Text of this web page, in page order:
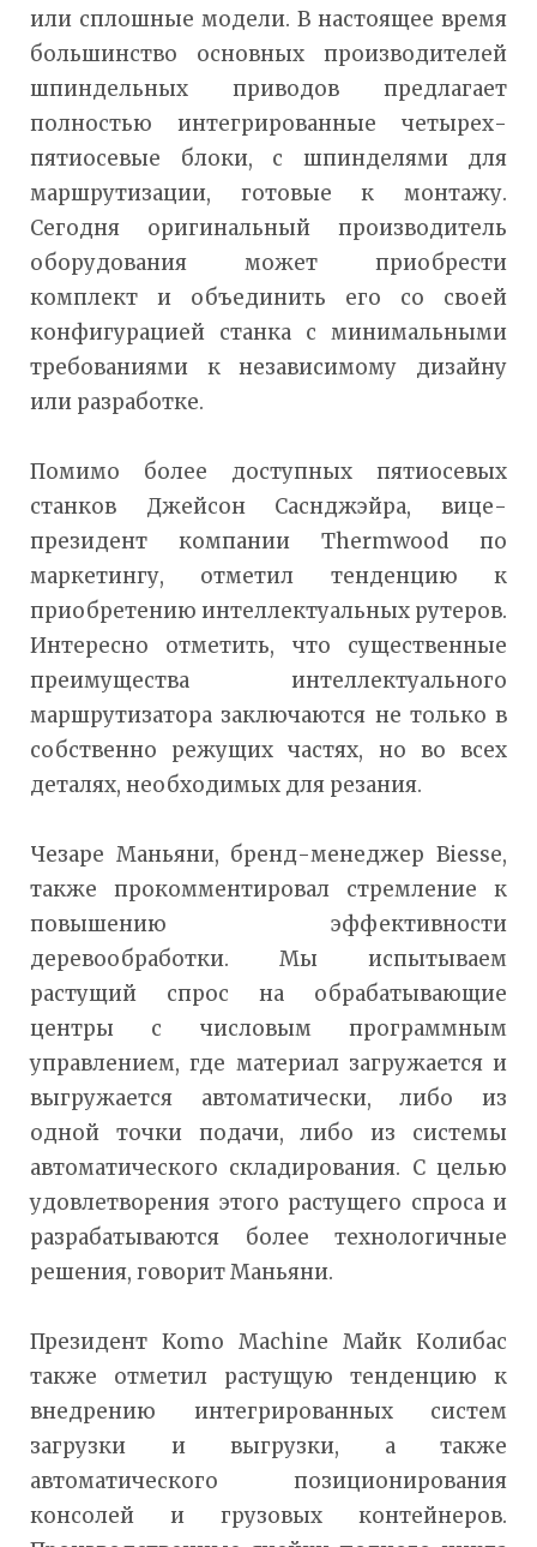
или сплошные модели. В настоящее время
большинство основных производителей
шпиндельных приводов предлагает
полностью интегрированные четырех-
пятиосевые блоки, с шпинделями для
маршрутизации, готовые к монтажу.
Сегодня оригинальный производитель
оборудования может приобрести
комплект и объединить его со своей
конфигурацией станка с минимальными
требованиями к независимому дизайну
или разработке.
Помимо более доступных пятиосевых
станков Джейсон Саснджэйра, вице-
президент компании Thermwood по
маркетингу, отметил тенденцию к
приобретению интеллектуальных рутеров.
Интересно отметить, что существенные
преимущества интеллектуального
маршрутизатора заключаются не только в
собственно режущих частях, но во всех
деталях, необходимых для резания.
Чезаре Маньяни, бренд-менеджер Biesse,
также прокомментировал стремление к
повышению эффективности
деревообработки. Мы испытываем
растущий спрос на обрабатывающие
центры с числовым программным
управлением, где материал загружается и
выгружается автоматически, либо из
одной точки подачи, либо из системы
автоматического складирования. С целью
удовлетворения этого растущего спроса и
разрабатываются более технологичные
решения, говорит Маньяни.
Президент Komo Machine Майк Колибас
также отметил растущую тенденцию к
внедрению интегрированных систем
загрузки и выгрузки, а также
автоматического позиционирования
консолей и грузовых контейнеров.